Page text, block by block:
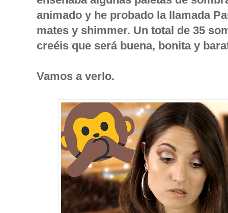
animado y he probado la llamada
mates y shimmer. Un total de 35
creéis que será buena, bonita y
Vamos a verlo.